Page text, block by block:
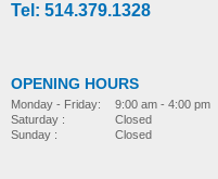
Tel: 514.379.1328
OPENING HOURS
Monday - Friday:
Saturday :
Sunday :
9:00 am - 4:00 pm
Closed
Closed